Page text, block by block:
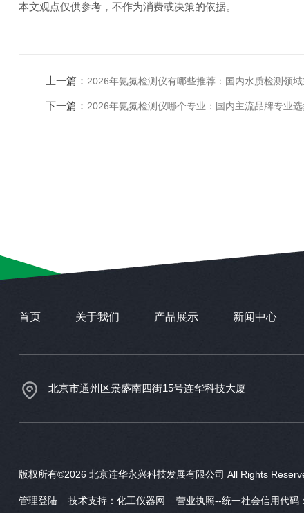
本文观点仅供参考，不作为消费或决策的依据。
上一篇： 2026年氨氮检测仪有哪些推荐：国内水质检测领
下一篇： 2026年氨氮检测仪哪个专业：国内主流品牌专业
首页 关于我们 产品展示 新闻中心
北京市通州区景盛南四街15号连华科技大厦
版权所有©2026 北京连华永兴科技发展有限公司 All Rights
管理登陆技术支持： 化工仪器网 营业执照--统一社会信用代